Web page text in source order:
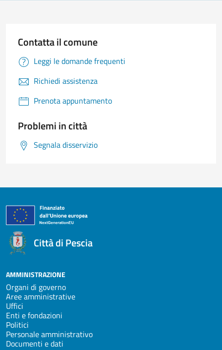
Contatta il comune
Leggi le domande frequenti
Richiedi assistenza
Prenota appuntamento
Problemi in città
Segnala disservizio
Città di Pescia
AMMINISTRAZIONE
Organi di governo
Aree amministrative
Uffici
Enti e fondazioni
Politici
Personale amministrativo
Documenti e dati